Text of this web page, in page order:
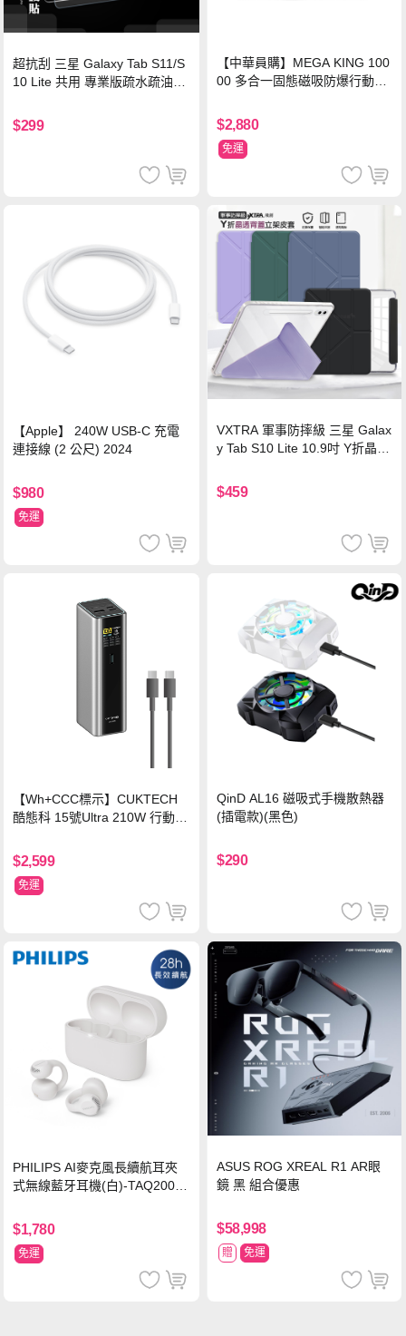
超抗刮 三星 Galaxy Tab S11/S
10 Lite 共用 專業版疏水疏油9H
$299
【中華員購】MEGA KING 100
00 多合一固態磁吸防爆行動電
$2,880
免運
【Apple】 240W USB-C 充電
連接線 (2 公尺) 2024
$980
免運
VXTRA 軍事防摔級 三星 Galax
y Tab S10 Lite 10.9吋 Y折晶透
$459
【Wh+CCC標示】CUKTECH
酷態科 15號Ultra 210W 行動電
$2,599
免運
QinD AL16 磁吸式手機散熱器
(插電款)(黑色)
$290
PHILIPS AI麥克風長續航耳夾
式無線藍牙耳機(白)-TAQ2000
$1,780
免運
ASUS ROG XREAL R1 AR眼
鏡 黑 組合優惠
$58,998
贈 免運